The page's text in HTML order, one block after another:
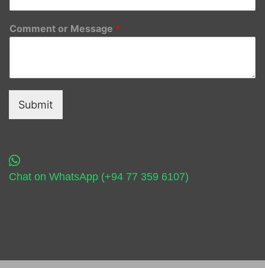
Comment or Message *
Submit
Chat on WhatsApp (+94 77 359 6107)